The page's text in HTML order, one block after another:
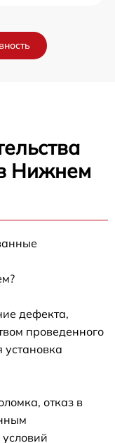
Нижнем
дефекта,
проведенного
отказ в